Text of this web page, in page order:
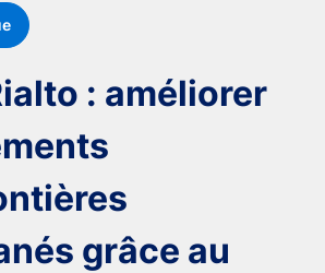
: améliorer
grâce au